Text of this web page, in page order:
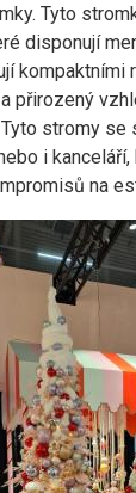
Tyto
disponují
kompaktními
přirozený
stromy se
i
na